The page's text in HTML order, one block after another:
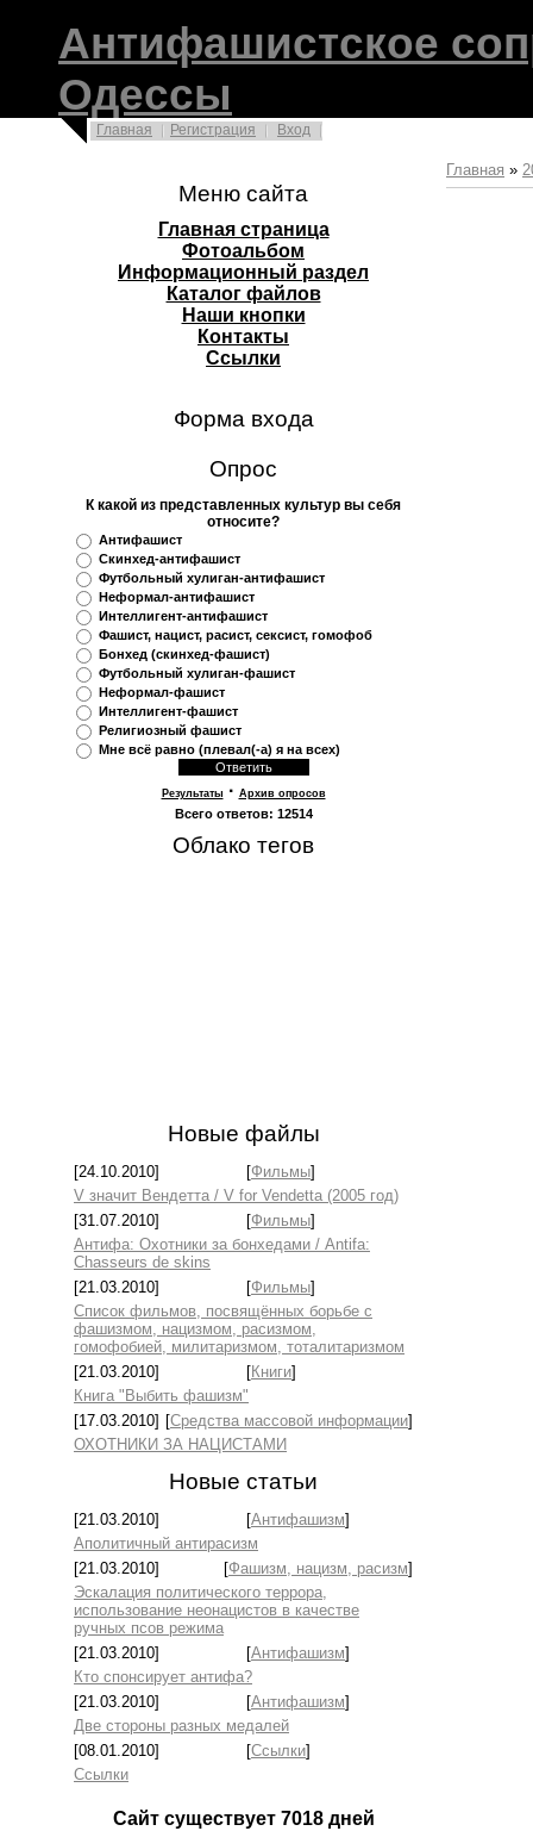
Антифашистское
Одессы
Главная Регистрация Вход
Меню сайта
Главная страница
Фотоальбом
Информационный раздел
Каталог файлов
Наши кнопки
Контакты
Ссылки
Форма входа
Опрос
К какой из представленных культур вы себя
относите?
Антифашист
Скинхед-антифашист
Футбольный хулиган-антифашист
Неформал-антифашист
Интеллигент-антифашист
Фашист, нацист, расист, сексист, гомофоб
Бонхед (скинхед-фашист)
Футбольный хулиган-фашист
Неформал-фашист
Интеллигент-фашист
Религиозный фашист
Мне всё равно (плевал(-а) я на всех)
Результаты · Архив опросов
Всего ответов: 12514
Облако тегов
Новые файлы
[24.10.2010] [Фильмы]
V значит Вендетта / V for Vendetta (2005 год)
[31.07.2010]
[Фильмы]
Антифа: Охотники за бонхедами / Antifa:
Chasseurs de skins
[21.03.2010]
[Фильмы]
Список фильмов, посвящённых борьбе с
фашизмом, нацизмом, расизмом,
гомофобией, милитаризмом, тоталитаризмом
[21.03.2010]
[Книги]
Книга "Выбить фашизм"
[17.03.2010] [Средства массовой информации]
ОХОТНИКИ ЗА НАЦИСТАМИ
Новые статьи
[21.03.2010] [Антифашизм]
Аполитичный антирасизм
[21.03.2010]
[Фашизм, нацизм, расизм]
Эскалация политического террора,
использование неонацистов в качестве
ручных псов режима
[21.03.2010]
[Антифашизм]
Кто спонсирует антифа?
[21.03.2010]
[Антифашизм]
Две стороны разных медалей
[08.01.2010]
[Ссылки]
Ссылки
Сайт существует 7018дней
Главная »